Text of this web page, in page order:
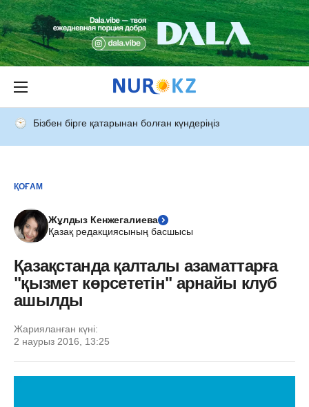
Бізбен бірге қатарынан болған күндеріңіз
ҚОҒАМ
Жұлдыз Кенжегалиева
Қазақ редакциясының басшысы
Қазақстанда қалталы азаматтарға
"қызмет көрсететін" арнайы клуб
ашылды
Жарияланған күні:
2 наурыз 2016, 13:25